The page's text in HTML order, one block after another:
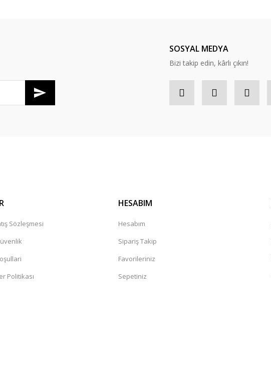
SOSYAL MEDYA
Bizi takip edin, kârlı çıkın!
Sözleşmesi
Politikası
HESABIM
Hesabım
Sipariş Takip
Favorileriniz
Sepetiniz